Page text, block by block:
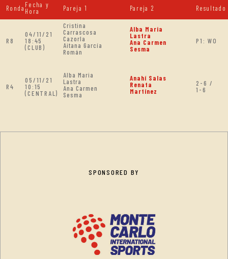
Ronda Fecha y
Hora
Pareja 1 Pareja 2 Resultado
R8
04/11/21
18:45
(CLUB)
Cristina
Carrascosa
Cazorla
Aitana García
Román
Alba Maria
Lastra
Ana Carmen
Sesma
P1: WO
R4
05/11/21
10:15
(CENTRAL)
Alba Maria
Lastra
Ana Carmen
Sesma
Anahí Salas
Renata
Martínez
2-6 /
1-6
SPONSORED BY